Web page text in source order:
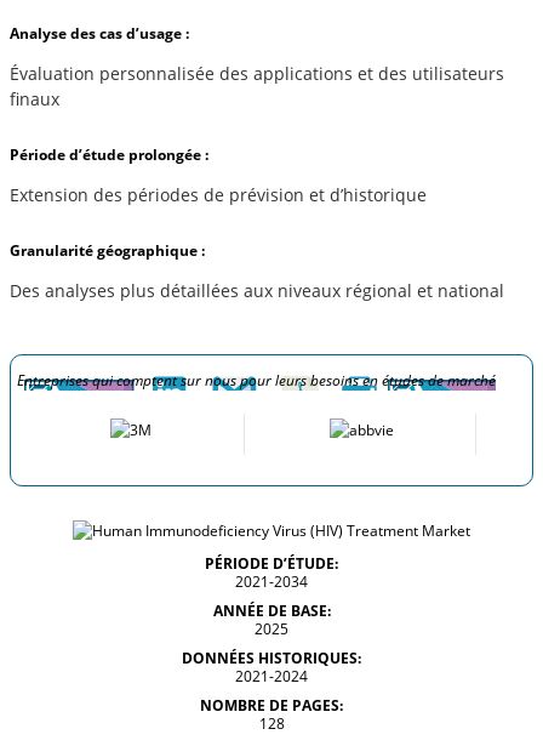
Analyse des cas d’usage :
Évaluation personnalisée des applications et des utilisateurs
finaux
Période d’étude prolongée :
Extension des périodes de prévision et d’historique
Granularité géographique :
Des analyses plus détaillées aux niveaux régional et national
Entreprises qui comptent sur nous pour leurs besoins en études de marché
PÉRIODE D’ÉTUDE:
2021-2034
ANNÉE DE BASE:
2025
DONNÉES HISTORIQUES:
2021-2024
NOMBRE DE PAGES:
128